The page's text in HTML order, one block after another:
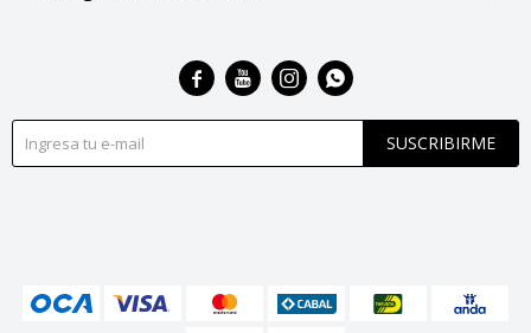
SUSCRIBIRME
   